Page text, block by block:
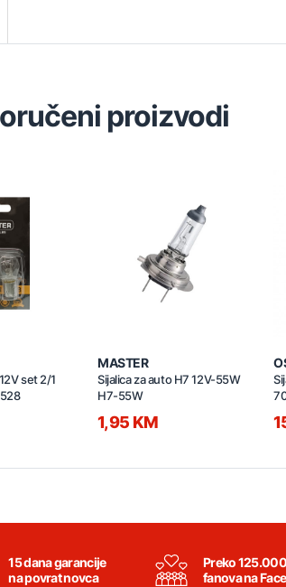
proizvodi
set 2/1
MASTER
Sijalica za auto H7 12V-55W
H7-55W
1,95 KM
15 dana garancije
na povrat novca
Preko 125.000
fanova na